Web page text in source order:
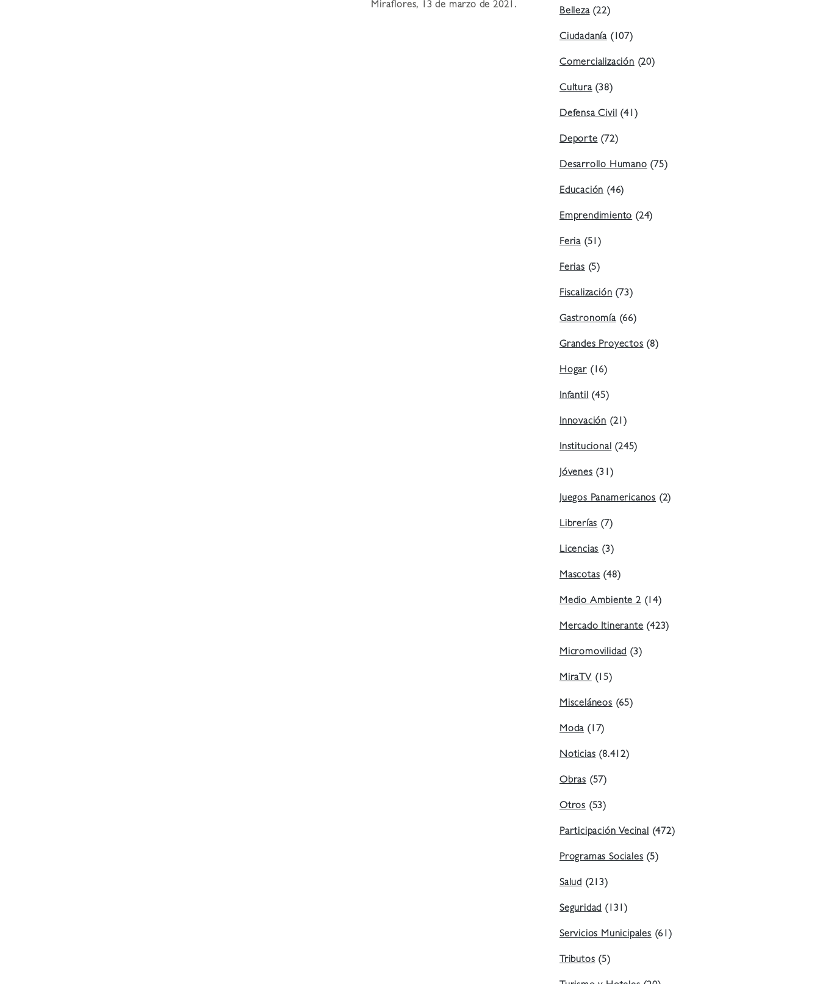
Miraflores, 13 de marzo de 2021.
Belleza(22)
Ciudadanía (107)
Comercialización(20)
Cultura(38)
Defensa Civil(41)
Deporte(72)
Desarrollo Humano(75)
Educación(46)
Emprendimiento(24)
Feria (51)
Ferias(5)
Fiscalización(73)
Gastronomía(66)
Grandes Proyectos(8)
Hogar (16)
Infantil(45)
Innovación (21)
Institucional(245)
Jóvenes(31)
Juegos Panamericanos (2)
Librerías(7)
Licencias(3)
Mascotas(48)
Medio Ambiente 2(14)
Mercado Itinerante(423)
Micromovilidad(3)
MiraTV(15)
Misceláneos(65)
Moda(17)
Noticias(8.412)
Obras (57)
Otros (53)
Participación Vecinal(472)
Programas Sociales(5)
Salud (213)
Seguridad(131)
Servicios Municipales(61)
Tributos(5)